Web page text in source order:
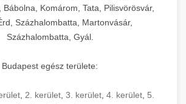
Bábolna, Komárom, Tata, Pilisvörösvár,
Százhalombatta, Martonvásár,
Százhalombatta, Gyál.
Budapest egész területe:
, 2. kerület, 3. kerület, 4. kerület, 5.